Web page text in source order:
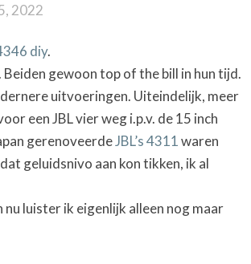
2022
diy.
gewoon top of the bill in hun tijd.
uitvoeringen. Uiteindelijk, meer
een JBL vier weg i.p.v. de 15 inch
gerenoveerdeJBL’s 4311waren
geluidsnivo aan kon tikken, ik al
luister ik eigenlijk alleen nog maar